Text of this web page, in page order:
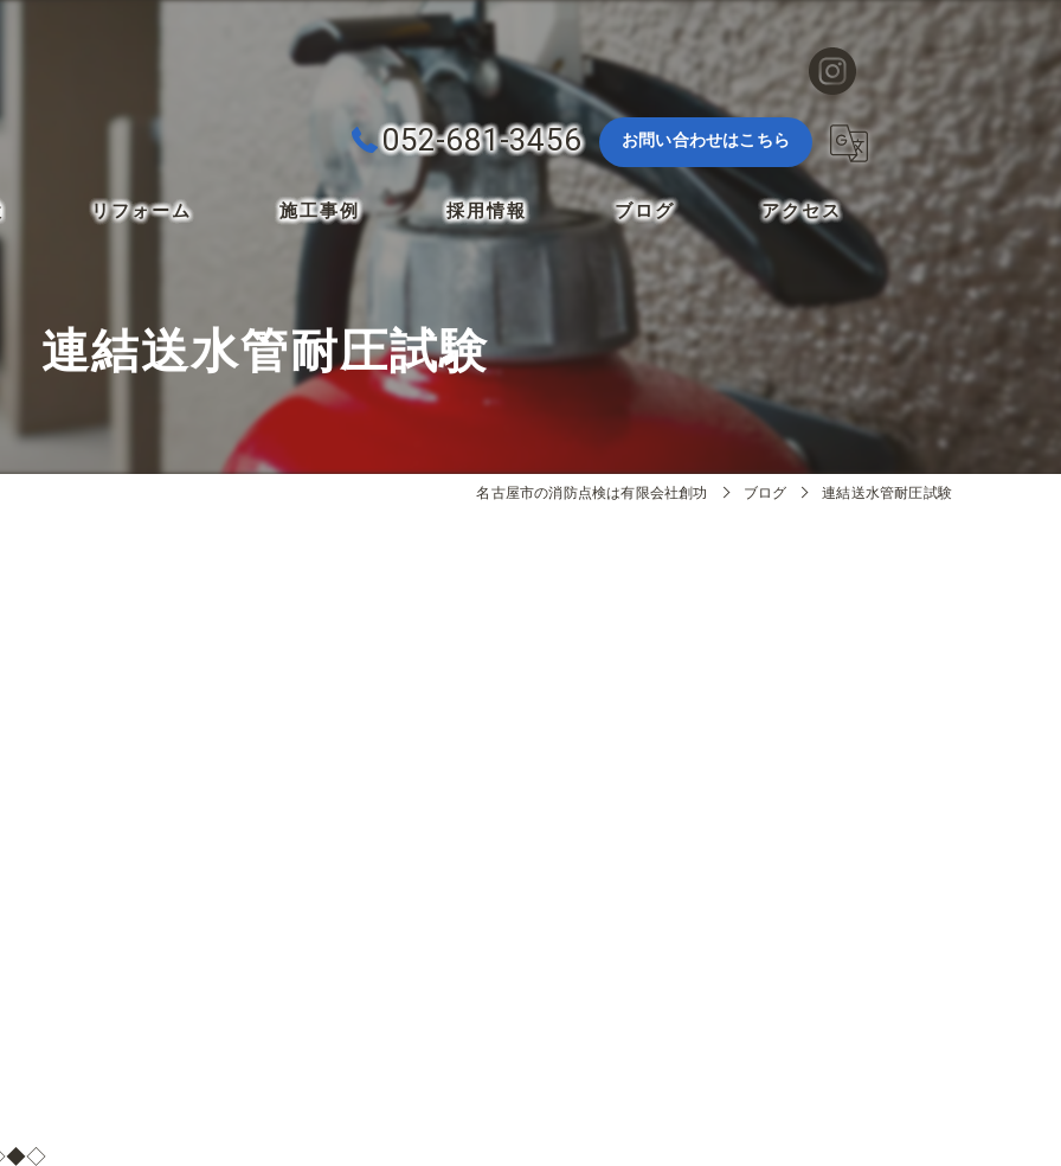
052-681-3456 お問い合わせはこちら
リフォーム 施工事例 採用情報 ブログ アクセス
連結送水管耐圧試験
名古屋市の消防点検は有限会社創功 ブログ 連結送水管耐圧試験